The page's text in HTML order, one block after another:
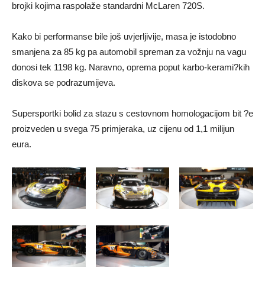
brojki kojima raspolaže standardni McLaren 720S.
Kako bi performanse bile još uvjerljivije, masa je istodobno
smanjena za 85 kg pa automobil spreman za vožnju na vagu
donosi tek 1198 kg. Naravno, oprema poput karbo-kerami?kih
diskova se podrazumijeva.
Supersportki bolid za stazu s cestovnom homologacijom bit ?e
proizveden u svega 75 primjeraka, uz cijenu od 1,1 milijun
eura.